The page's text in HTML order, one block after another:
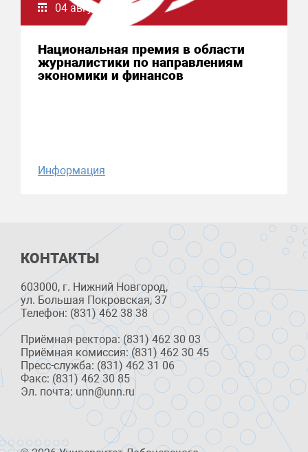
04 августа 2026
Национальная премия в области
журналистики по направлениям
экономики и финансов
Информация
КОНТАКТЫ
603000, г. Нижний Новгород,
ул. Большая Покровская, 37
Телефон: (831) 462 38 38
Приёмная ректора: (831) 462 30 03
Приёмная комиссия: (831) 462 30 45
Пресс-служба: (831) 462 31 06
Факс: (831) 462 30 85
Эл. почта: unn@unn.ru